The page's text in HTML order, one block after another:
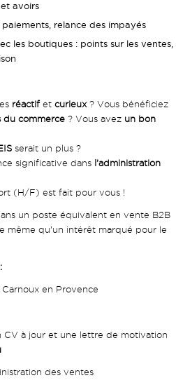
avoirs
relance des impayés
les boutiques : points sur les ventes,
réactifet curieux? Vous bénéficiez
du commerce ? Vous avez un bon
serait un plus ?
significative dans l’administration
(H/F) est fait pour vous !
un poste équivalent en vente B2B
même qu’un intérêt marqué pour le
en Provence
CV à jour et une lettre de motivation
des ventes